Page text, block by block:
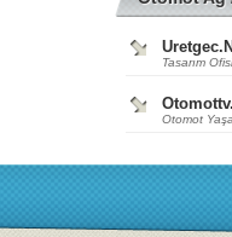
Tasarım Ofisi
Otomot